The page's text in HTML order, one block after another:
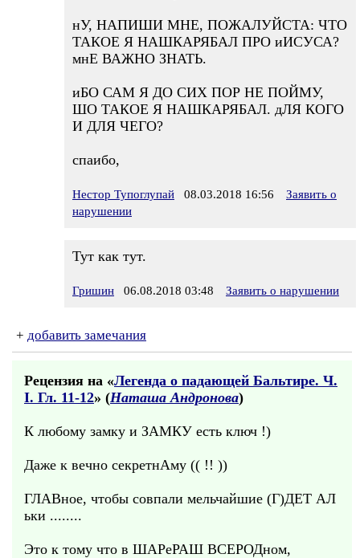
нУ, НАПИШИ МНЕ, ПОЖАЛУЙСТА: ЧТО
ТАКОЕ Я НАШКАРЯБАЛ ПРО иИСУСА?
мнЕ ВАЖНО ЗНАТЬ.
иБО САМ Я ДО СИХ ПОР НЕ ПОЙМУ,
ШО ТАКОЕ Я НАШКАРЯБАЛ. дЛЯ КОГО
И ДЛЯ ЧЕГО?
спаибо,
Нестор Тупоглупай 08.03.2018 16:56
Заявить о
нарушении
Тут как тут.
Гришин 06.08.2018 03:48 Заявить о нарушении
+ добавить замечания
Рецензия на «Легенда о падающей Бальтире. Ч.
I. Гл. 11-12» (Наташа Андронова)
К любому замку и ЗАМКУ есть ключ !)
Даже к вечно секретнАму (( !! ))
ГЛАВное, чтобы совпали мельчайшие (Г)ДЕТ АЛ
ьки ........
Это к тому что в ШАРеРАШ ВСЕРОДном,